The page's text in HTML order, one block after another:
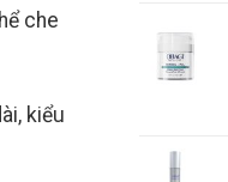
che
kiểu